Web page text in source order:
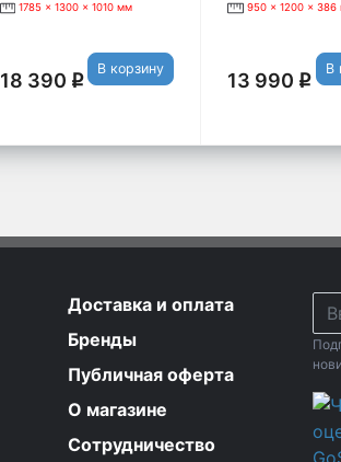
1785 x 1300 x 1010 мм
18 390 q
В корзину
950 x 1200 x 386
13 990 q
В
Доставка и оплата
Бренды
Публичная оферта
О магазине
Сотрудничество